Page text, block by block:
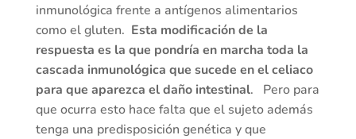
inmunológica frente a antígenos alimentarios
como el gluten. Esta modificación de la
respuesta es la que pondría en marcha toda la
cascada inmunológica que sucede en el celiaco
para que aparezca el daño intestinal. Pero para
que ocurra esto hace falta que el sujeto además
tenga una predisposición genética y que